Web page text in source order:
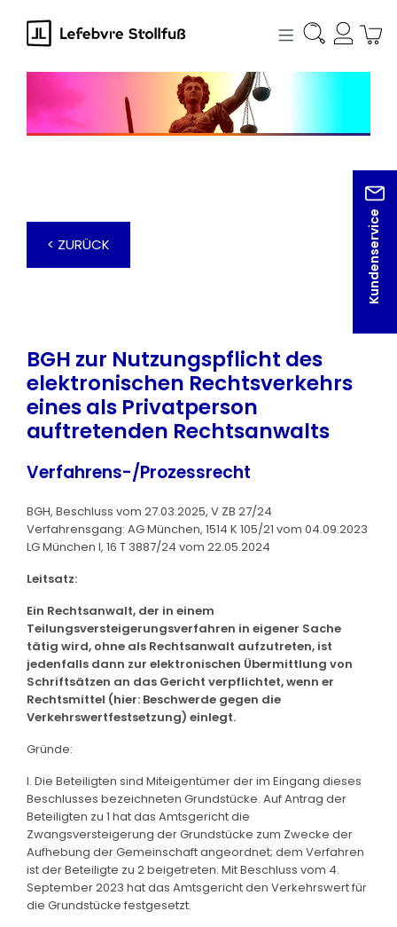
springen
Kundenservice
< ZURÜCK
BGH zur Nutzungspflicht des
elektronischen Rechtsverkehrs
eines als Privatperson
auftretenden Rechtsanwalts
Verfahrens-/Prozessrecht
BGH, Beschluss vom 27.03.2025, V ZB 27/24
Verfahrensgang: AG München, 1514 K 105/21 vom 04.09.2023
LG München I, 16 T 3887/24 vom 22.05.2024
Leitsatz:
Ein Rechtsanwalt, der in einem
Teilungsversteigerungsverfahren in eigener Sache
tätig wird, ohne als Rechtsanwalt aufzutreten, ist
jedenfalls dann zur elektronischen Übermittlung von
Schriftsätzen an das Gericht verpflichtet, wenn er
Rechtsmittel (hier: Beschwerde gegen die
Verkehrswertfestsetzung) einlegt.
Gründe:
I. Die Beteiligten sind Miteigentümer der im Eingang dieses
Beschlusses bezeichneten Grundstücke. Auf Antrag der
Beteiligten zu 1 hat das Amtsgericht die
Zwangsversteigerung der Grundstücke zum Zwecke der
Aufhebung der Gemeinschaft angeordnet; dem Verfahren
ist der Beteiligte zu 2 beigetreten. Mit Beschluss vom 4.
September 2023 hat das Amtsgericht den Verkehrswert für
die Grundstücke festgesetzt.